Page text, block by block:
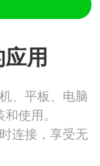
用
、平板、电脑
使用。
连接，享受无